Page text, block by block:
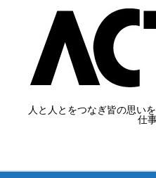
人と人とをつなぎ皆の思い
仕